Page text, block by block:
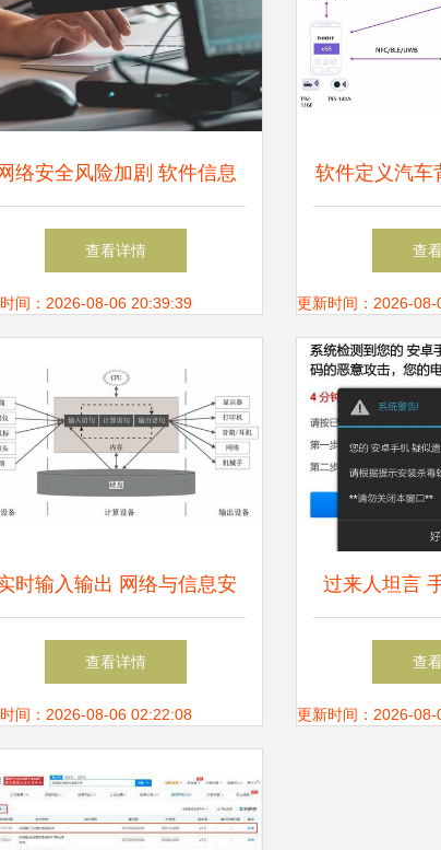
网络安全风险加剧 软件信息
务及金融业成Web应用攻击
重灾区
查看详情
间：2026-08-06 20:39:39
软件定义汽车
芯 以安全芯
智慧出行
查
更新时间：2026-
时输入输出 网络与信息安
全软件的核心机制
查看详情
间：2026-08-06 02:22:08
过来人坦言
站后，删除历
查
更新时间：2026-